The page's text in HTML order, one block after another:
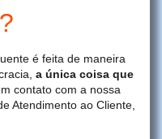
é feita de maneira
a única coisa que
contato com a nossa
Atendimento ao Cliente,